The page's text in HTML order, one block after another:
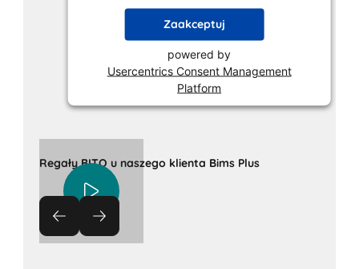
Zaakceptuj
powered by
Usercentrics Consent Management
Platform
Regały BITO u naszego klienta Bims Plus